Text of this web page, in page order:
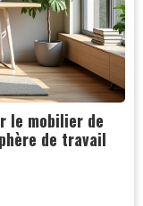
le mobilier de
de travail